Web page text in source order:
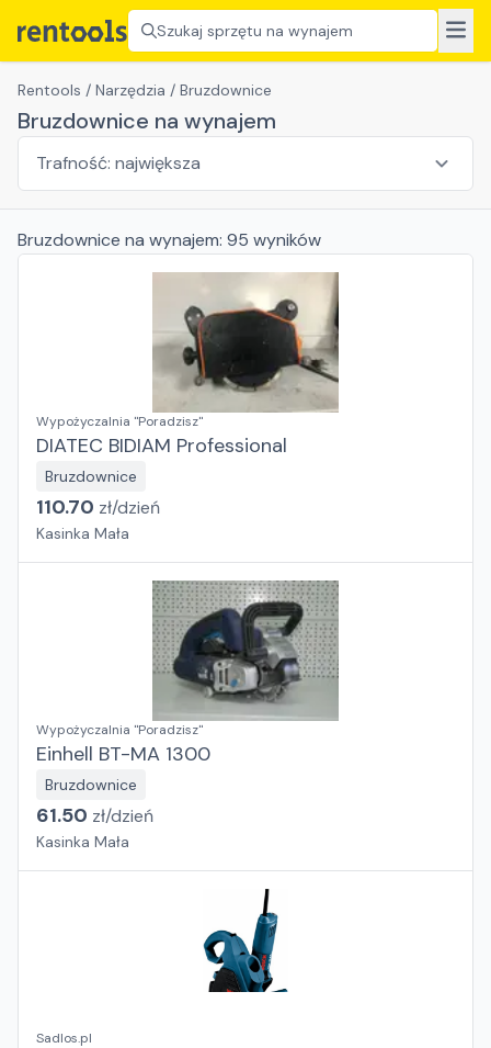
Szukaj sprzętu na wynajem
Rentools / Narzędzia / Bruzdownice
Bruzdownice na wynajem
Bruzdownice na wynajem: 95 wyników
Wypożyczalnia "Poradzisz"
DIATEC BIDIAM Professional
Bruzdownice
110.70 zł/dzień
Kasinka Mała
Wypożyczalnia "Poradzisz"
Einhell BT-MA 1300
Bruzdownice
61.50 zł/dzień
Kasinka Mała
Sadlos.pl